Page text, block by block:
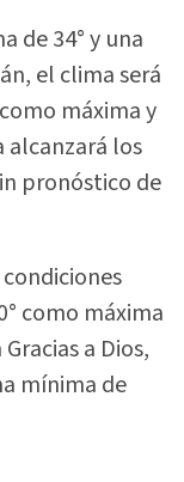
de 34° y una
el clima será
máxima y
alcanzará los
pronóstico de
como máxima
a Dios,
mínima de